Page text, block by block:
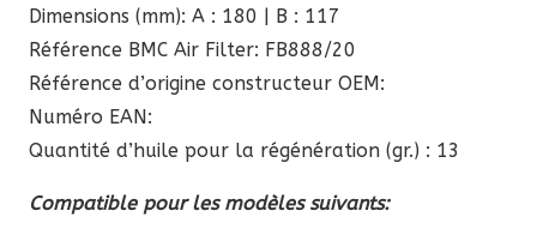
Dimensions (mm): A : 180 | B : 117
Référence BMC Air Filter: FB888/20
Référence d’origine constructeur OEM:
Numéro EAN:
Quantité d’huile pour la régénération (gr.) : 13
Compatible pour les modèles suivants: